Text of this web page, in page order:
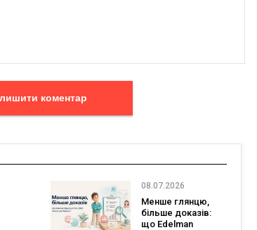
Залишити коментар
08.07.2026
Менше глянцю,
більше доказів:
що Edelman